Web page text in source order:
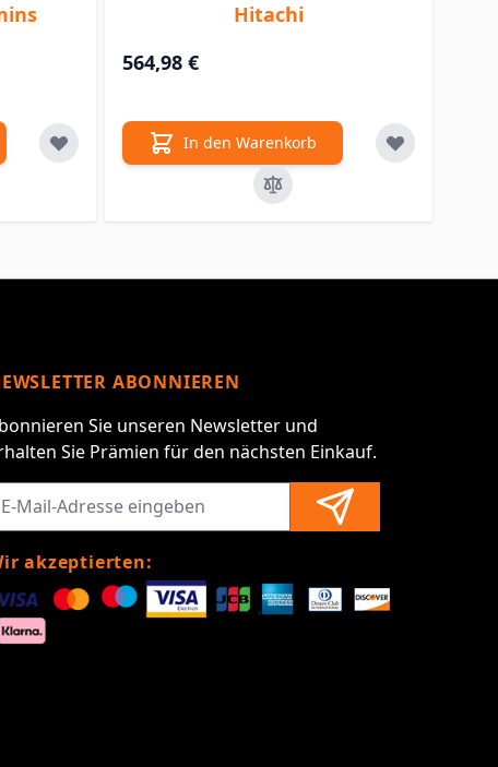
Hitachi
564,98 €
In den Warenkorb
ABONNIEREN
Sie unseren Newsletter und
Sie Prämien für den nächsten Einkauf.
akzeptierten: